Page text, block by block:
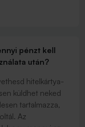
pénzt kell
után?
hitelkártya-
küldhet neked
tartalmazza,
Az